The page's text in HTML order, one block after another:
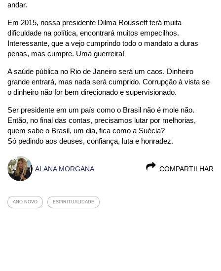
andar.
Em 2015, nossa presidente Dilma Rousseff terá muita
dificuldade na política, encontrará muitos empecilhos.
Interessante, que a vejo cumprindo todo o mandato a duras
penas, mas cumpre. Uma guerreira!
A saúde pública no Rio de Janeiro será um caos. Dinheiro
grande entrará, mas nada será cumprido. Corrupção à vista se
o dinheiro não for bem direcionado e supervisionado.
Ser presidente em um país como o Brasil não é mole não.
Então, no final das contas, precisamos lutar por melhorias,
quem sabe o Brasil, um dia, fica como a Suécia?
Só pedindo aos deuses, confiança, luta e honradez.
COMPARTILHAR
ALANA MORGANA
ANO NOVO ESPIRITUALIDADE